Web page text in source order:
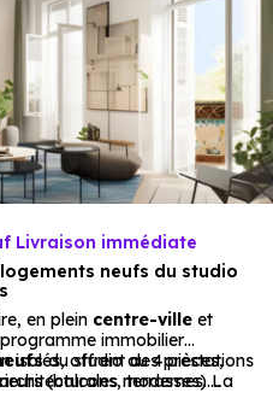
Livraison immédiate
neufs du studio
en plein centre-ville et
immobilier
du studio au 4 pièces,
modernes. La
isolés, offrent des prestations
(balcons, terrasses).